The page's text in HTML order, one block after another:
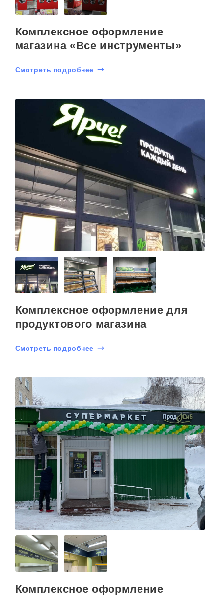
Комплексное оформление
магазина «Все инструменты»
Смотреть подробнее
Комплексное оформление для
продуктового магазина
Смотреть подробнее
Комплексное оформление